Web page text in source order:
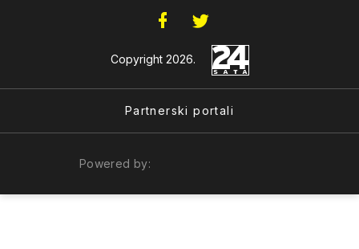
Copyright 2026.
Partnerski portali
Powered by: